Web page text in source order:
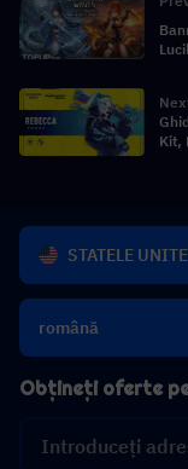
Kit,
STATELE
română
Obțineți oferte